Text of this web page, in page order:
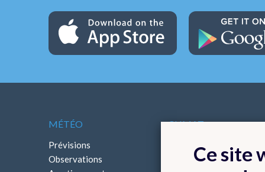
MÉTÉO
Prévisions
Observations
CLIMAT
Cartes climatologiques
Bilans climatologiques
Ce site